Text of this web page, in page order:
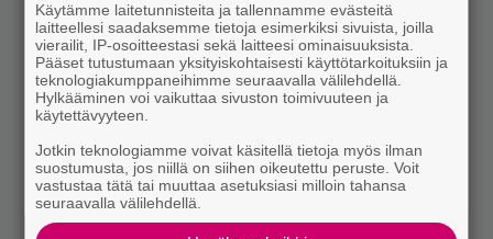
Käytämme laitetunnisteita ja tallennamme evästeitä
laitteellesi saadaksemme tietoja esimerkiksi sivuista, joilla
vierailit, IP-osoitteestasi sekä laitteesi ominaisuuksista.
Pääset tutustumaan yksityiskohtaisesti käyttötarkoituksiin ja
teknologiakumppaneihimme seuraavalla välilehdellä.
Hylkääminen voi vaikuttaa sivuston toimivuuteen ja
käytettävyyteen.
Jotkin teknologiamme voivat käsitellä tietoja myös ilman
suostumusta, jos niillä on siihen oikeutettu peruste. Voit
vastustaa tätä tai muuttaa asetuksiasi milloin tahansa
seuraavalla välilehdellä.